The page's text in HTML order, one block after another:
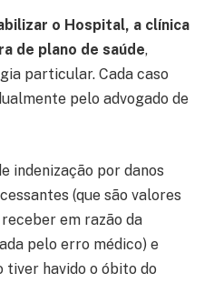
o Hospital, a clínica
de plano de saúde,
particular. Cada caso
pelo advogado de
indenização por danos
(que são valores
em razão da
pelo erro médico) e
tiver havido o óbito do